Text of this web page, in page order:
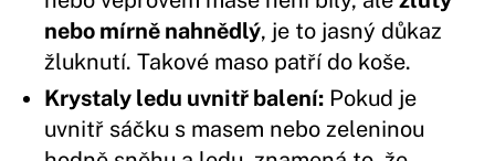
nebo mírně nahnědlý, je to jasný důkaz
žluknutí. Takové maso patří do koše.
Krystaly ledu uvnitř balení: Pokud je
uvnitř sáčku s masem nebo zeleninou